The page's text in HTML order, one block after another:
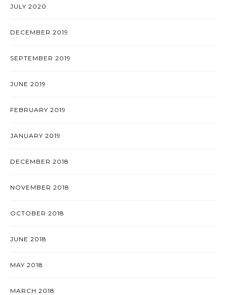
JULY 2020
DECEMBER 2019
SEPTEMBER 2019
JUNE 2019
FEBRUARY 2019
JANUARY 2019
DECEMBER 2018
NOVEMBER 2018
OCTOBER 2018
JUNE 2018
MAY 2018
MARCH 2018